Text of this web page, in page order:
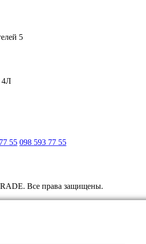
5
4Л
55 098 593 77 55
Все права защищены.